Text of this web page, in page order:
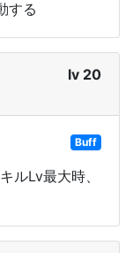
する
lv 20
Buff
ルLv最大時、